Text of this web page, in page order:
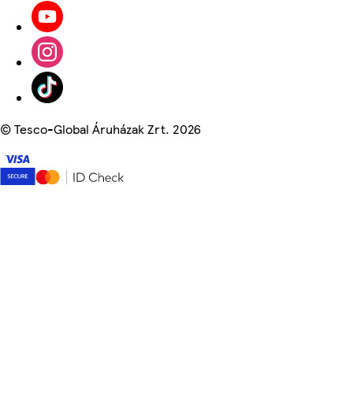
©Tesco-Global Áruházak Zrt. 2026